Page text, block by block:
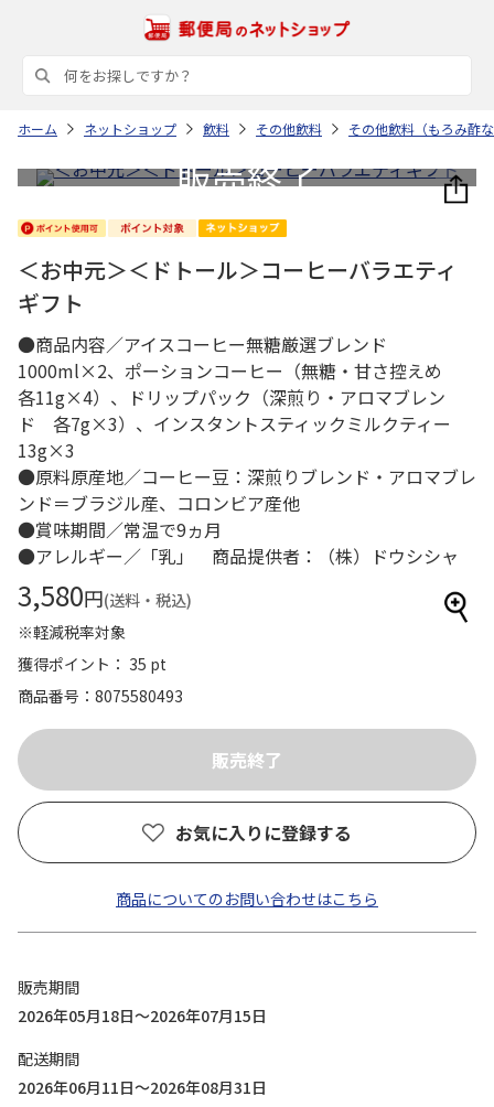
ホーム ネットショップ 飲料 その他飲料 その他飲料（もろみ酢
＜お中元＞＜ドトール＞コーヒーバラエティ
ギフト
●商品内容／アイスコーヒー無糖厳選ブレンド
1000ml×2、ポーションコーヒー（無糖・甘さ控えめ
各11g×4）、ドリップパック（深煎り・アロマブレン
ド 各7g×3）、インスタントスティックミルクティー
13g×3
●原料原産地／コーヒー豆：深煎りブレンド・アロマブレ
ンド＝ブラジル産、コロンビア産他
●賞味期間／常温で9ヵ月
●アレルギー／「乳」 商品提供者：（株）ドウシシャ
3,580円(送料・税込)
※軽減税率対象
獲得ポイント： 35 pt
商品番号
8075580493
お気に入りに登録する
商品についてのお問い合わせはこちら
販売期間
2026年05月18日～2026年07月15日
配送期間
2026年06月11日～2026年08月31日